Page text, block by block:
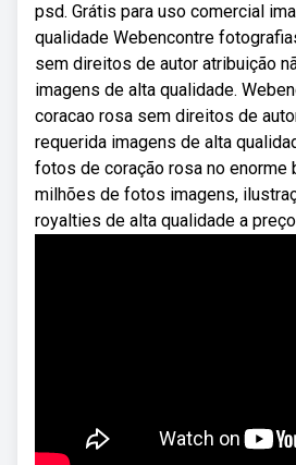
psd. Grátis para uso comercial
qualidade Webencontre
sem direitos de autor atribuição
imagens de alta qualidade.
coracao rosa sem direitos de
requerida imagens de alta
fotos de coração rosa no enorme
milhões de fotos imagens,
royalties de alta qualidade a